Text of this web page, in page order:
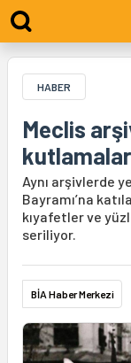
HABER
Meclis
Aynı arşivlerde
Bayramı’na
kıyafetler ve
seriliyor.
BİA Haber Merkezi